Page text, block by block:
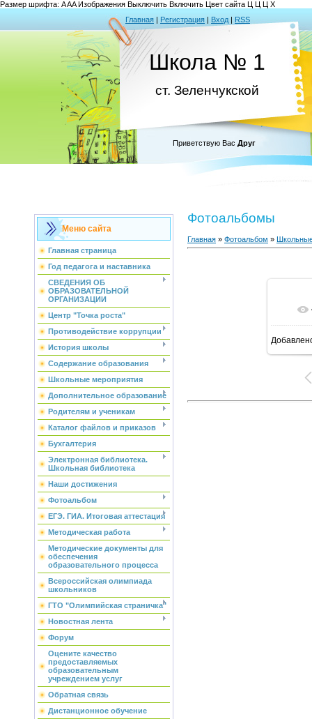
Размер шрифта: AAAИзображения Выключить Включить Цвет сайта Ц Ц Ц Х
Главная | Регистрация | Вход | RSS
Школа № 1
ст. Зеленчукской
Приветствую Вас Друг
Меню сайта
Главная страница
Год педагога и наставника
СВЕДЕНИЯ ОБ
ОБРАЗОВАТЕЛЬНОЙ
ОРГАНИЗАЦИИ
Центр "Точка роста"
Противодействие коррупции
История школы
Содержание образования
Школьные мероприятия
Дополнительное образование
Родителям и ученикам
Каталог файлов и приказов
Бухгалтерия
Электронная библиотека.
Школьная библиотека
Наши достижения
Фотоальбом
ЕГЭ. ГИА. Итоговая аттестация
Методическая работа
Методические документы для
обеспечения
образовательного процесса
Всероссийская олимпиада
школьников
ГТО "Олимпийская страничка"
Новостная лента
Форум
Оцените качество
предоставляемых
образовательным
учреждением услуг
Обратная связь
Дистанционное обучение
Фотоальбомы
Главная » Фотоальбом »